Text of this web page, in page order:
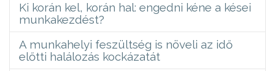
Ki korán kel, korán hal: engedni kéne a kései
munkakezdést?
A munkahelyi feszültség is növeli az idő
előtti halálozás kockázatát